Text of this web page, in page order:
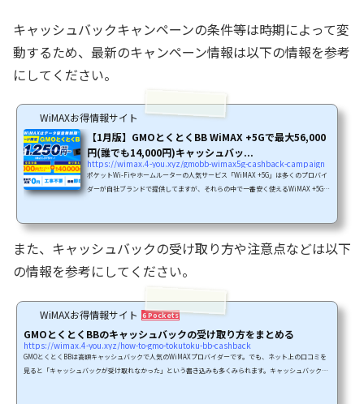
キャッシュバックキャンペーンの条件等は時期によって変
動するため、最新のキャンペーン情報は以下の情報を参考
にしてください。
WiMAXお得情報サイト
【1月版】GMOとくとくBB WiMAX +5Gで最大56,000
円(誰でも14,000円)キャッシュバッ...
https://wimax.4-you.xyz/gmobb-wimax5g-cashback-campaign
ポケットWi-Fiやホームルーターの人気サービス「WiMAX +5G」は多くのプロバイ
ダーが自社ブランドで提供してますが、それらの中で一番安く使えるWiMAX +5Gが
AX +5Gになります。現在実施中のキャッシュバックキャンペーンには3つのキャッ
シュバック特典があり、「最大で合計56,000円」ものキャッシュバックとなってい
ます。この記事ではGMOとくとくBBのキャッシュバックキャンペーン...
また、キャッシュバックの受け取り方や注意点などは以下
の情報を参考にしてください。
WiMAXお得情報サイト 6 Pockets
GMOとくとくBBのキャッシュバックの受け取り方をまとめる
https://wimax.4-you.xyz/how-to-gmo-tokutoku-bb-cashback
GMOとくとくBBは高額キャッシュバックで人気のWiMAXプロバイダーです。でも、ネット上の口コミを
見ると「キャッシュバックが受け取れなかった」という書き込みも多くみられます。キャッシュバックが